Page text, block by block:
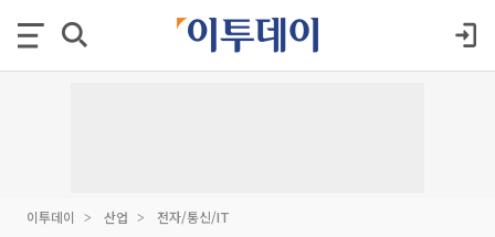
이투데이 산업 전자/통신/IT